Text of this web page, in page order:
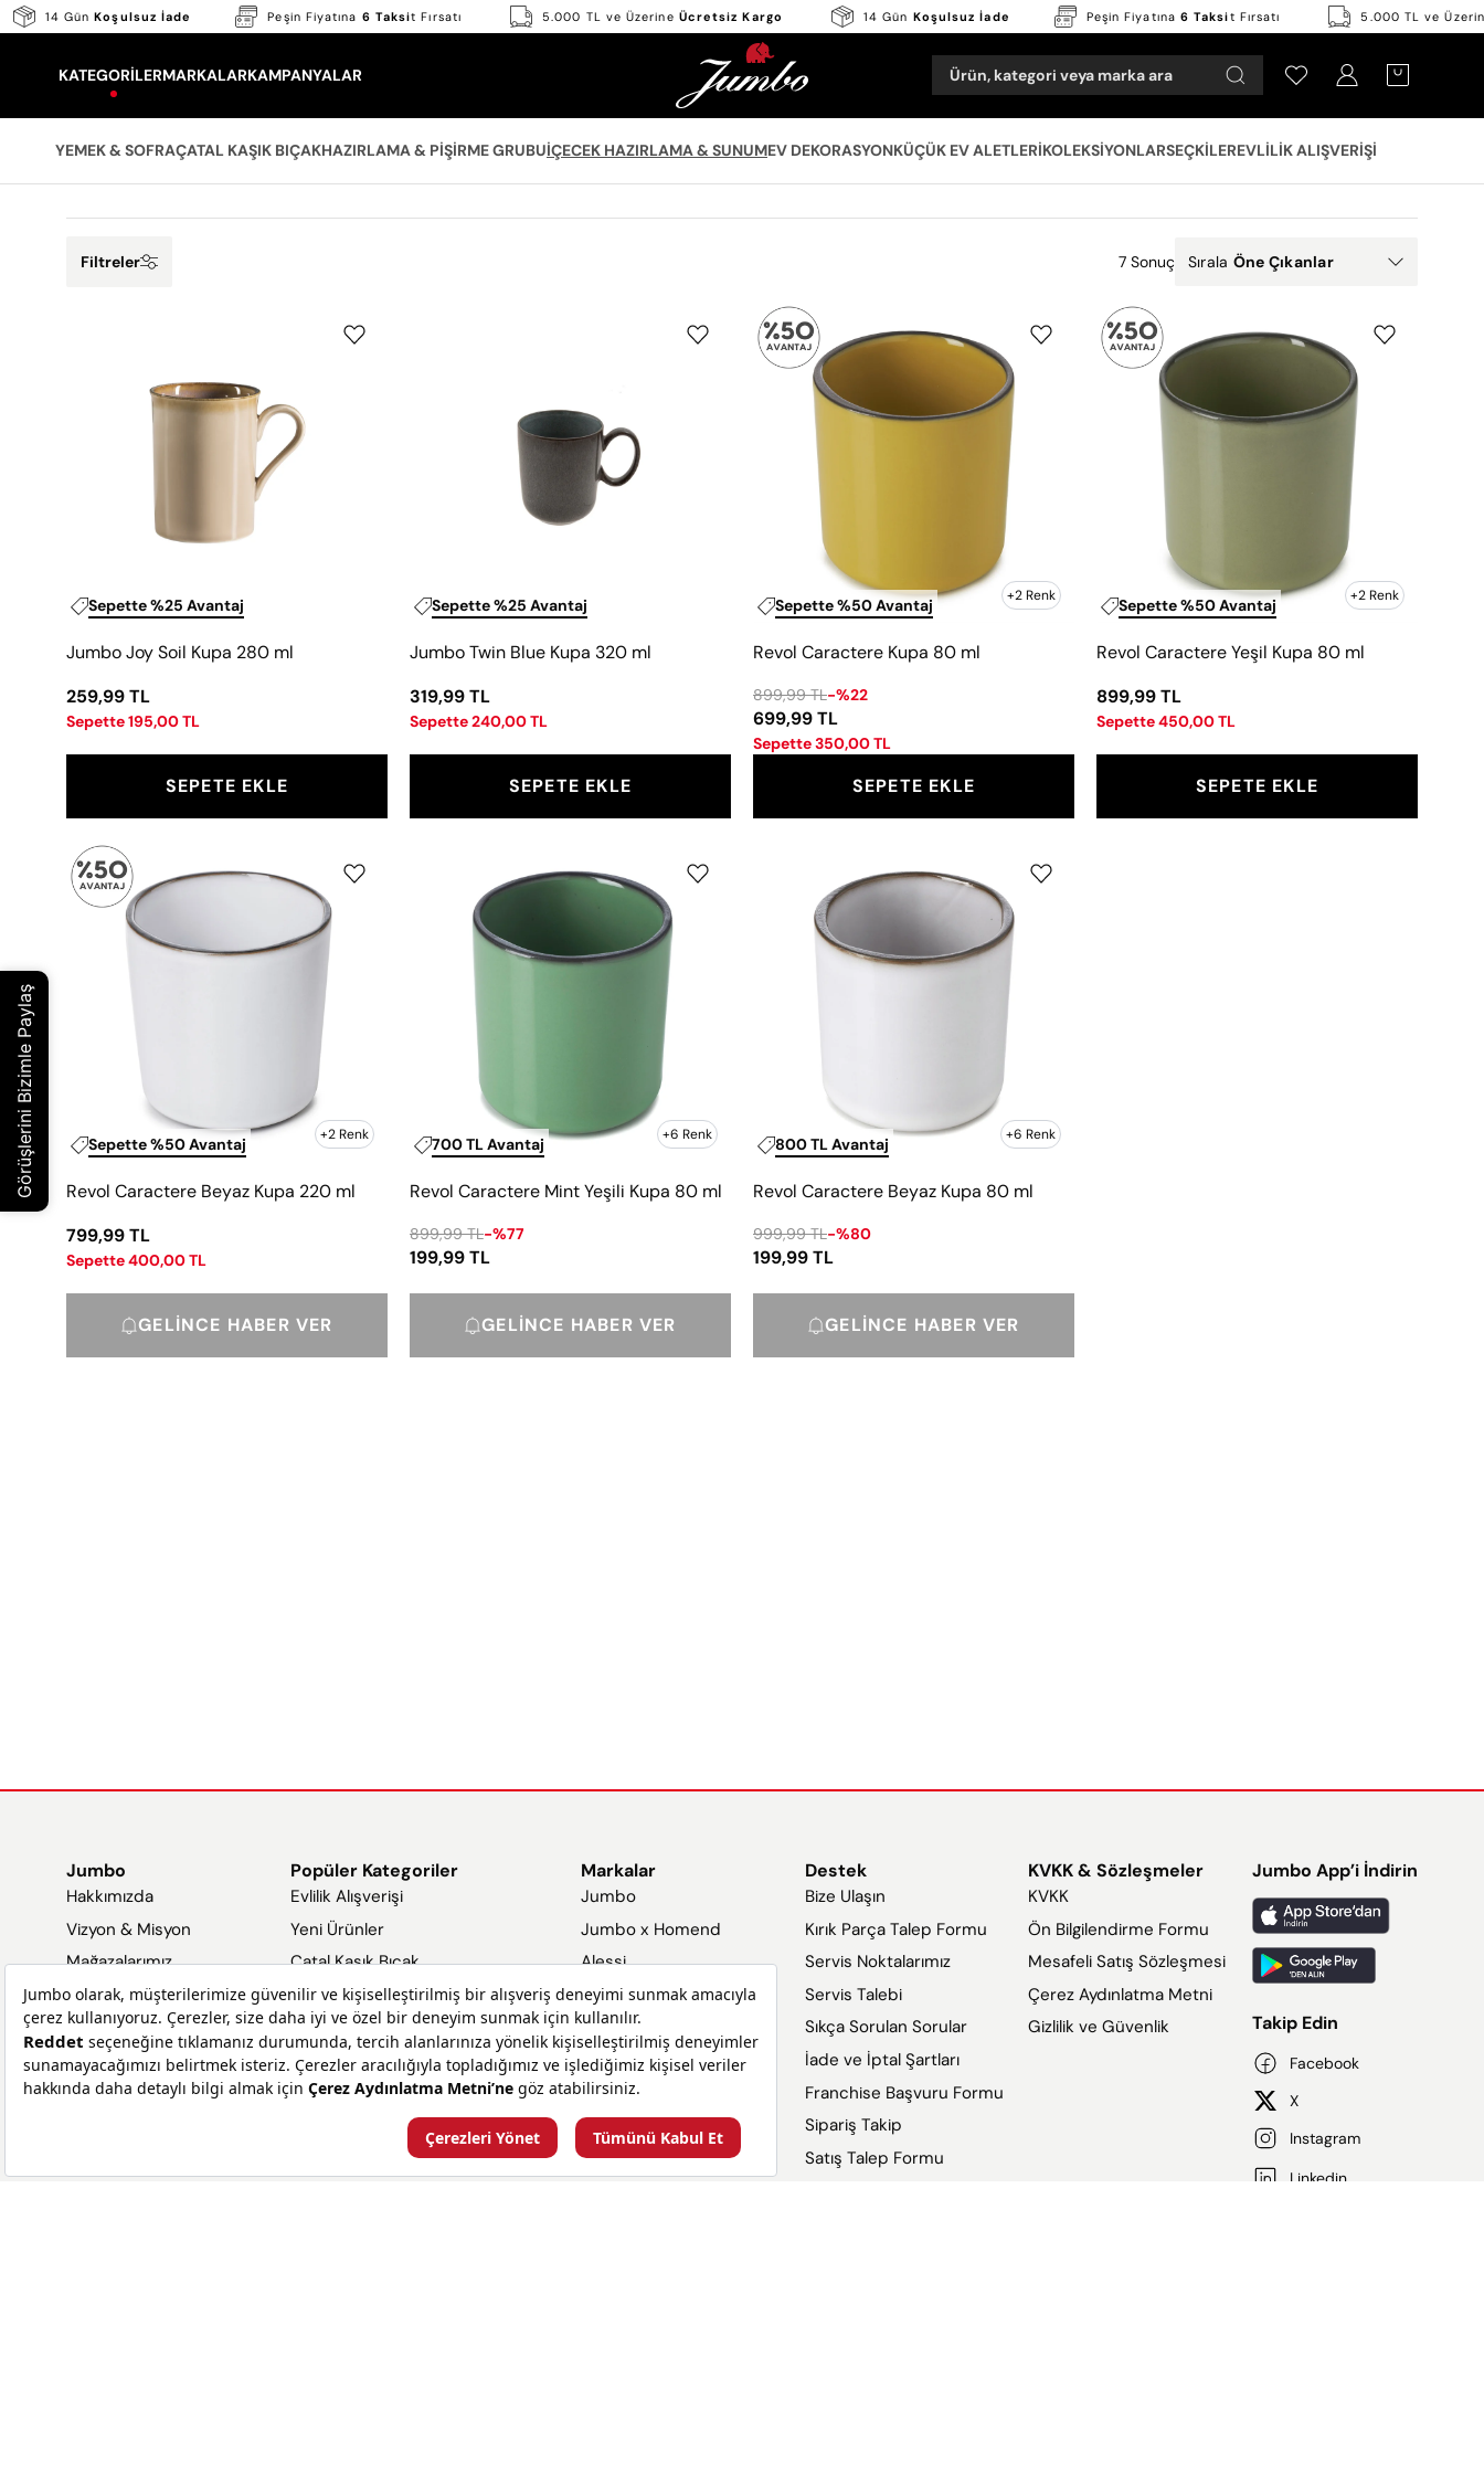
Skip
to
content
14 GünKoşulsuz İade Peşin Fiyatına6 Taksit Fırsatı 5.000 TL ve ÜzerineÜcretsiz Kargo 14 GünKoşulsuz İade Peşin Fiyatına6 Taksit Fırsatı 5.000 TL ve
KATEGORILERMARKALARKAMPANYALAR Ürün, kategori veya marka ara Hesabım OPEN CART
YEMEK & SOFRAÇATAL KAŞIK BIÇAKHAZIRLAMA & PIŞIRME GRUBUİÇECEK HAZIRLAMA & SUNUMEV DEKORASYONKÜÇÜK EV ALETLERIKOLEKSIYONLARSEÇKILEREVLILIK ALIŞVERIŞI
Filtreler 7 Sonuç Sırala Öne Çıkanlar
Sepette %25 Avantaj
Kupa
280
Jumbo Joy Soil Kupa 280 ml
259,99 TL
Sepette 195,00 TL
SEPETE EKLE
Sepette %25 Avantaj
320
ml
Jumbo Twin Blue Kupa 320 ml
319,99 TL
Sepette 240,00 TL
SEPETE EKLE
+2 Renk
Sepette %50 Avantaj
Caractere
ml
Revol Caractere Kupa 80 ml
899,99 TL-%22
699,99 TL
Sepette 350,00 TL
SEPETE EKLE
+2 Renk
Sepette %50 Avantaj
Caractere
80
Revol Caractere Yeşil Kupa 80 ml
899,99 TL
Sepette 450,00 TL
SEPETE EKLE
+2 Renk
Sepette %50 Avantaj
Caractere
220
Revol Caractere Beyaz Kupa 220 ml
799,99 TL
Sepette 400,00 TL
GELINCE HABER VER
+6 Renk
700 TL Avantaj
Caractere
Mint
Kupa
Revol Caractere Mint Yeşili Kupa 80 ml
899,99 TL-%77
199,99 TL
GELINCE HABER VER
+6 Renk
800 TL Avantaj
Caractere
Kupa
80
Revol Caractere Beyaz Kupa 80 ml
999,99 TL-%80
199,99 TL
GELINCE HABER VER
Jumbo
Hakkımızda
Vizyon & Misyon
Mağazalarımız
Satış Noktalarımız
Blog
Site Haritası
Markalar
Popüler Kategoriler
Evlilik Alışverişi
Yeni Ürünler
Çatal Kaşık Bıçak
Yemek Takımı
Tencere Seti
Çaydanlık
Çelik Tencere Seti
Kahve Fincan Takımı
Bardak & Bardak Takımları
Markalar
Jumbo
Jumbo x Homend
Alessi
Baci Milano
Guzzini
KitchenAid
Nespresso
Ninja
Smeg
Destek
Bize Ulaşın
Kırık Parça Talep Formu
Servis Noktalarımız
Servis Talebi
Sıkça Sorulan Sorular
İade ve İptal Şartları
Franchise Başvuru Formu
Sipariş Takip
Satış Talep Formu
KVKK & Sözleşmeler
KVKK
Ön Bilgilendirme Formu
Mesafeli Satış Sözleşmesi
Çerez Aydınlatma Metni
Gizlilik ve Güvenlik
Jumbo App’i İndirin
Takip Edin
Facebook
X
Instagram
Linkedin